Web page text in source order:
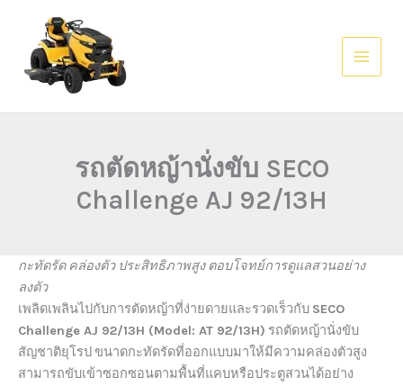
content
รถตัดหญ้านั่งขับ SECO
Challenge AJ 92/13H
กะทัดรัด คล่องตัว ประสิทธิภาพสูง ตอบโจทย์การดูแลสวนอย่าง
ลงตัว
เพลิดเพลินไปกับการตัดหญ้าที่ง่ายดายและรวดเร็วกับ SECO
Challenge AJ 92/13H (Model: AT 92/13H) รถตัดหญ้านั่งขับ
สัญชาติยุโรป ขนาดกะทัดรัดที่ออกแบบมาให้มีความคล่องตัวสูง
สามารถขับเข้าซอกซอนตามพื้นที่แคบหรือประตูสวนได้อย่าง